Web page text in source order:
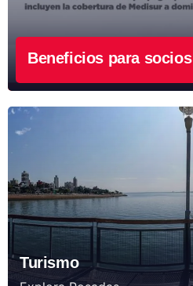
Beneficios para socios
Turismo